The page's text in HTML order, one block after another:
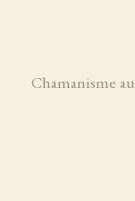
Chamanisme